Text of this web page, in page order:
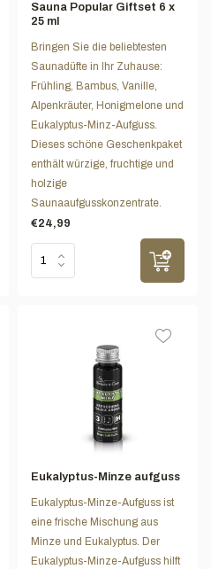
Sauna Popular Giftset 6 x
25 ml
Bringen Sie die beliebtesten
Saunadüfte in Ihr Zuhause:
Frühling, Bambus, Vanille,
Alpenkräuter, Honigmelone und
Eukalyptus-Minz-Aufguss.
Dieses schöne Geschenkpaket
enthält würzige, fruchtige und
holzige
Saunaaufgusskonzentrate.
€24,99
Eukalyptus-Minze aufguss
Eukalyptus-Minze-Aufguss ist
eine frische Mischung aus
Minze und Eukalyptus. Der
Eukalyptus-Minze-Aufguss hilft